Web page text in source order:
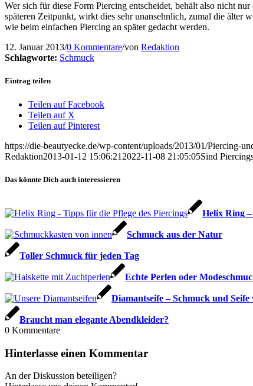
Wer sich für diese Form Piercing entscheidet, behält also nicht
späteren Zeitpunkt, wirkt dies sehr unansehnlich, zumal die älter
wie beim einfachen Piercing an später gedacht werden.
12. Januar 2013/0 Kommentare/von Redaktion
Schlagworte: Schmuck
Eintrag teilen
Teilen auf Facebook
Teilen auf X
Teilen auf Pinterest
https://die-beautyecke.de/wp-content/uploads/2013/01/Piercing-
Redaktion2013-01-12 15:06:21 2022-11-08 21:05:05Sind
Das könnte Dich auch interessieren
Helix Ring –
Schmuck aus der Natur
Toller Schmuck für jeden Tag
Echte Perlen oder
Diamantseife – Schmuck und Seife
Braucht man elegante Abendkleider?
0 Kommentare
Hinterlasse einen Kommentar
An der Diskussion beteiligen?